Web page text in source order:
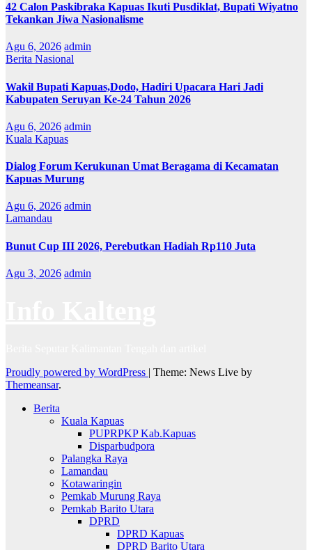
42 Calon Paskibraka Kapuas Ikuti Pusdiklat, Bupati Wiyatno
Tekankan Jiwa Nasionalisme
Agu 6, 2026 admin
Berita Nasional
Wakil Bupati Kapuas,Dodo, Hadiri Upacara Hari Jadi
Kabupaten Seruyan Ke-24 Tahun 2026
Agu 6, 2026 admin
Kuala Kapuas
Dialog Forum Kerukunan Umat Beragama di Kecamatan
Kapuas Murung
Agu 6, 2026 admin
Lamandau
Bunut Cup III 2026, Perebutkan Hadiah Rp110 Juta
Agu 3, 2026 admin
Proudly powered by WordPress | Theme: News Live by
Themeansar.
Berita
Kuala Kapuas
PUPRPKP Kab.Kapuas
Disparbudpora
Palangka Raya
Lamandau
Kotawaringin
Pemkab Murung Raya
Pemkab Barito Utara
DPRD
DPRD Kapuas
DPRD Barito Utara